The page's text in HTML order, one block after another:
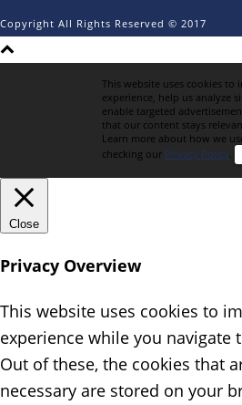
Copyright All Rights Reserved © 2017
This website uses cookies to
experience, help us analyze
enable targeted
that our content stays
Learn more about how we
checking our Privacy Policy.
Close
Privacy Overview
This website uses cookies to
experience while you navigate
Out of these, the cookies that
necessary are stored on your